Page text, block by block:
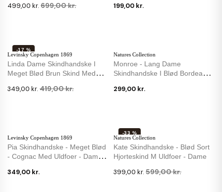
499,00 kr. 699,00 kr. 199,00 kr.
Levinsky Copenhagen 1869
Linda Dame Skindhandske I
Meget Blød Brun Skind Med
349,00 kr. 419,00 kr.
-17 %
Natures Collection
Monroe - Lang Dame
Skindhandske I Blød Bordeaux
299,00 kr.
Levinsky Copenhagen 1869
Pia Skindhandske - Meget Blød
- Cognac Med Uldfoer - Dame
349,00 kr.
Natures Collection
Kate Skindhandske - Blød Sort
Hjorteskind M Uldfoer - Dame
399,00 kr. 599,00 kr.
-33 %